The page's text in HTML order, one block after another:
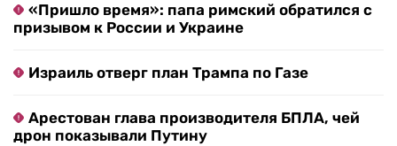
«Пришло время»: папа римский обратился с
призывом к России и Украине
Израиль отверг план Трампа по Газе
Арестован глава производителя БПЛА, чей
дрон показывали Путину